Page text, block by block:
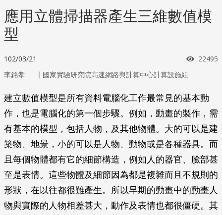
應用立體掃描器產生三維數值模
型
102/03/21 瀏覽次
22495
李銘孝 ｜ 國家實驗研究院高速網路與計算中心計算設施組
建立數值模型是所有資料電腦化工作最常見的基本動
作，也是電腦化的第一個步驟。例如，動畫的製作，需
有基本的模型，包括人物，及其他物體。大的可以是建
築物、地景，小的可以是人物、動物或是各種器具。而
且每個物體都有它的細節構造，例如人的器官、臉部甚
至是表情。這些物體及細節因為都是複雜而且不規則的
形狀，在以往都很難產生。所以早期的動畫中的動畫人
物與實際的人物相差甚大，動作及表情也都很僵硬。其